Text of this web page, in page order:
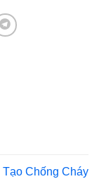
Chống Cháy